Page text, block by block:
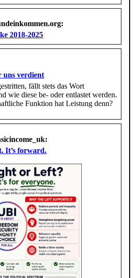
2018-2025
uns verdient
fällt stets das Wort
wie diese be- oder entlastet werden.
Funktion hat Leistung denn?
It’s forward.